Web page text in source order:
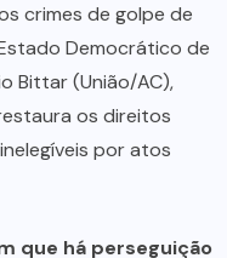
crimes de golpe de
Democrático de
Bittar (União/AC),
os direitos
por atos
que há perseguição